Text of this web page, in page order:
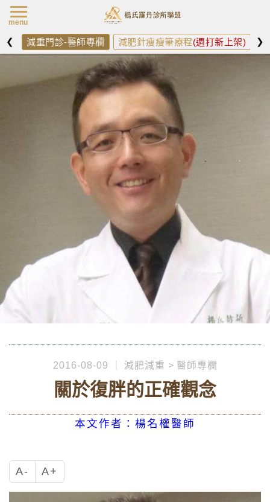
❮ 減重門診-醫師專欄 減肥針瘦瘦筆療程(週打新上架) ❯
2016-08-09 減肥減重 醫師專欄
關於復胖的正確觀念
本文作者：楊名權醫師
A- A+
menu